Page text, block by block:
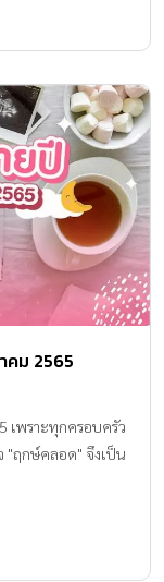
คม 2565
เพราะทุกครอบครัว
"ฤกษ์คลอด" จึงเป็น